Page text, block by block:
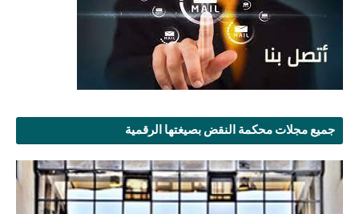
جميع مجلات محكمة النقض بصيغتها الرقمية